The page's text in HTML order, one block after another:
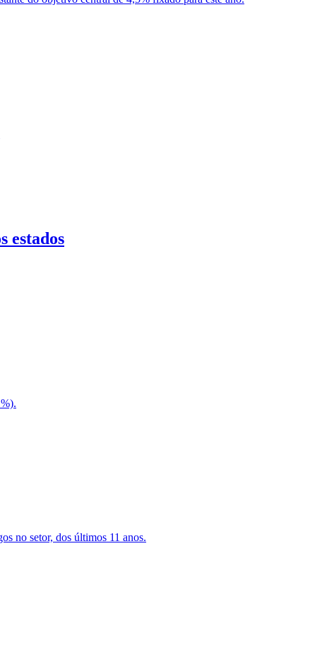
estados
no setor, dos últimos 11 anos.